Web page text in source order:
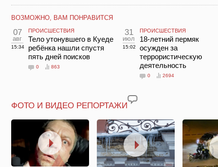
ВОЗМОЖНО, ВАМ ПОНРАВИТСЯ
07
авг
15:34
ПРОИСШЕСТВИЯ
Тело утонувшего в Куеде
ребёнка нашли спустя
пять дней поисков
0 863
31
июл
15:02
ПРОИСШЕСТВИЯ
18-летний пермяк
осужден за
террористическую
деятельность
0 2694
ФОТО И ВИДЕО РЕПОРТАЖИ